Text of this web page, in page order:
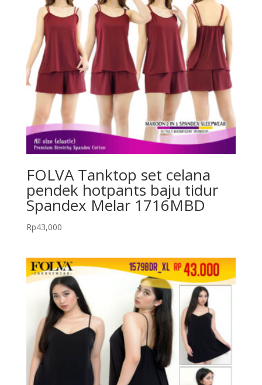
FOLVA Tanktop set celana
pendek hotpants baju tidur
Spandex Melar 1716MBD
Rp43,000